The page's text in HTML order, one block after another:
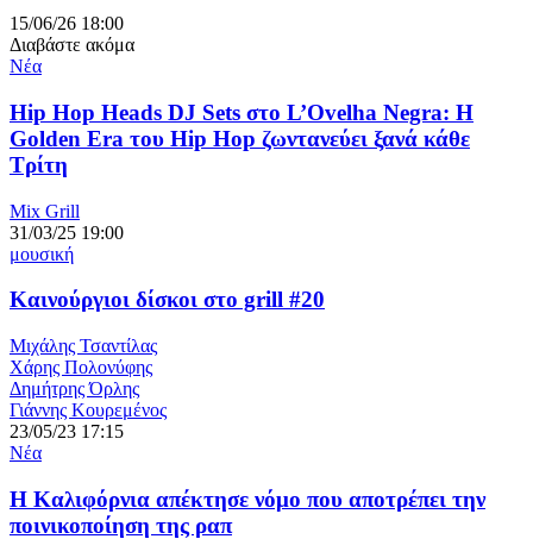
15/06/26 18:00
Διαβάστε ακόμα
Νέα
Hip Hop Heads DJ Sets στο L’Ovelha Negra: Η
Golden Era του Hip Hop ζωντανεύει ξανά κάθε
Τρίτη
Mix Grill
31/03/25 19:00
μουσική
Καινούργιοι δίσκοι στο grill #20
Μιχάλης Τσαντίλας
Χάρης Πολονύφης
Δημήτρης Όρλης
Γιάννης Κουρεμένος
23/05/23 17:15
Νέα
Η Καλιφόρνια απέκτησε νόμο που αποτρέπει την
ποινικοποίηση της ραπ